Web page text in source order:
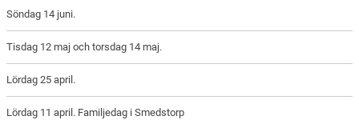
Söndag 14 juni.
Tisdag 12 maj och torsdag 14 maj.
Lördag 25 april.
Lördag 11 april. Familjedag i Smedstorp